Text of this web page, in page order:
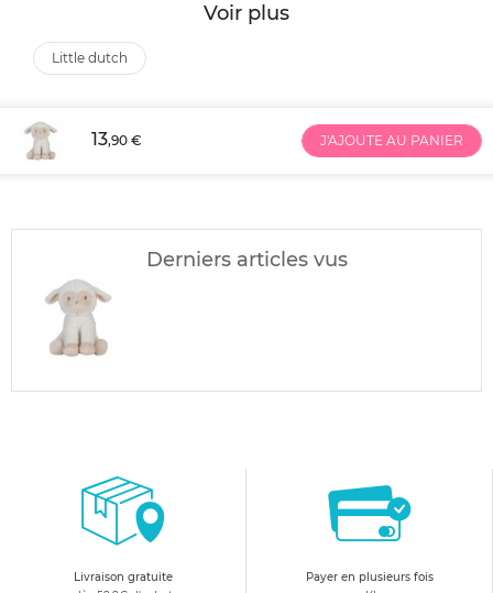
Voir plus
little dutch
13,90 € J'AJOUTE AU PANIER
Derniers articles vus
Livraison gratuite
Payer en plusieurs fois